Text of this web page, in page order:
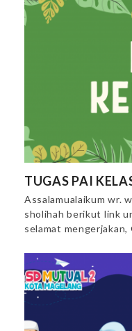
TUGAS PAI
Assalamualaikum wr.
sholihah berikut link
selamat mengerjakan,